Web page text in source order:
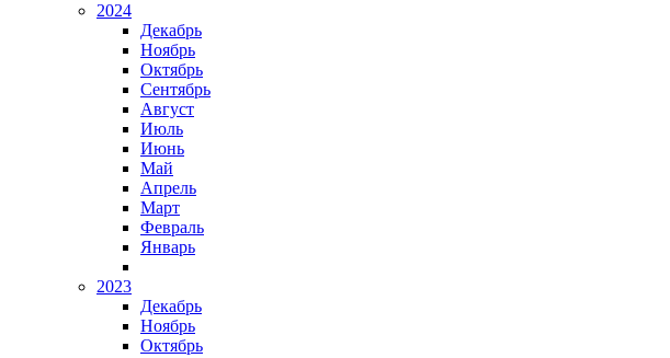
2024
Декабрь
Ноябрь
Октябрь
Сентябрь
Август
Июль
Июнь
Май
Апрель
Март
Февраль
Январь
2023
Декабрь
Ноябрь
Октябрь